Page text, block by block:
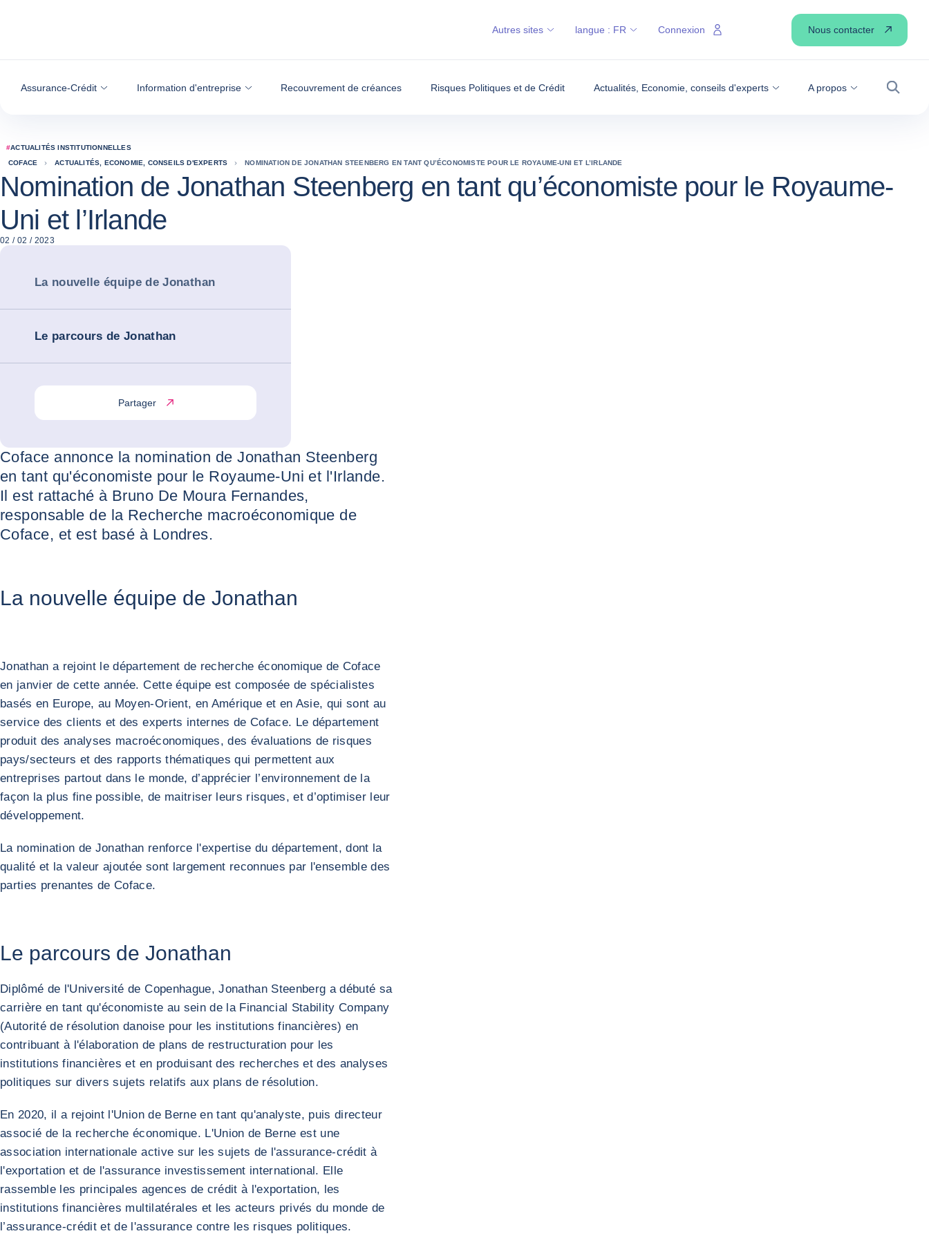
Assurance-Crédit Information d'entreprise Recouvrement de créances Risques Politiques et de Crédit Actualités, Economie, conseils d'experts A propos
Autres sites langue : FR Connexion Nous contacter
#ACTUALITÉS INSTITUTIONNELLES
COFACE
ACTUALITÉS, ECONOMIE, CONSEILS D'EXPERTS NOMINATION DE JONATHAN STEENBERG EN TANT QU’ÉCONOMISTE POUR LE ROYAUME-UNI ET L’IRLANDE
Nomination de Jonathan Steenberg en tant qu’économiste pour le Royaume-
Uni et l’Irlande
02 / 02 / 2023
La nouvelle équipe de Jonathan
Le parcours de Jonathan
Partager
Coface annonce la nomination de Jonathan Steenberg
en tant qu'économiste pour le Royaume-Uni et l'Irlande.
Il est rattaché à Bruno De Moura Fernandes,
responsable de la Recherche macroéconomique de
Coface, et est basé à Londres.
La nouvelle équipe de Jonathan
Jonathan a rejoint le département de recherche économique de Coface
en janvier de cette année. Cette équipe est composée de spécialistes
basés en Europe, au Moyen-Orient, en Amérique et en Asie, qui sont au
service des clients et des experts internes de Coface. Le département
produit des analyses macroéconomiques, des évaluations de risques
pays/secteurs et des rapports thématiques qui permettent aux
entreprises partout dans le monde, d’apprécier l’environnement de la
façon la plus fine possible, de maitriser leurs risques, et d’optimiser leur
développement.
La nomination de Jonathan renforce l'expertise du département, dont la
qualité et la valeur ajoutée sont largement reconnues par l'ensemble des
parties prenantes de Coface.
Le parcours de Jonathan
Diplômé de l'Université de Copenhague, Jonathan Steenberg a débuté sa
carrière en tant qu'économiste au sein de la Financial Stability Company
(Autorité de résolution danoise pour les institutions financières) en
contribuant à l'élaboration de plans de restructuration pour les
institutions financières et en produisant des recherches et des analyses
politiques sur divers sujets relatifs aux plans de résolution.
En 2020, il a rejoint l'Union de Berne en tant qu'analyste, puis directeur
associé de la recherche économique. L'Union de Berne est une
association internationale active sur les sujets de l'assurance-crédit à
l'exportation et de l'assurance investissement international. Elle
rassemble les principales agences de crédit à l'exportation, les
institutions financières multilatérales et les acteurs privés du monde de
l’assurance-crédit et de l'assurance contre les risques politiques.